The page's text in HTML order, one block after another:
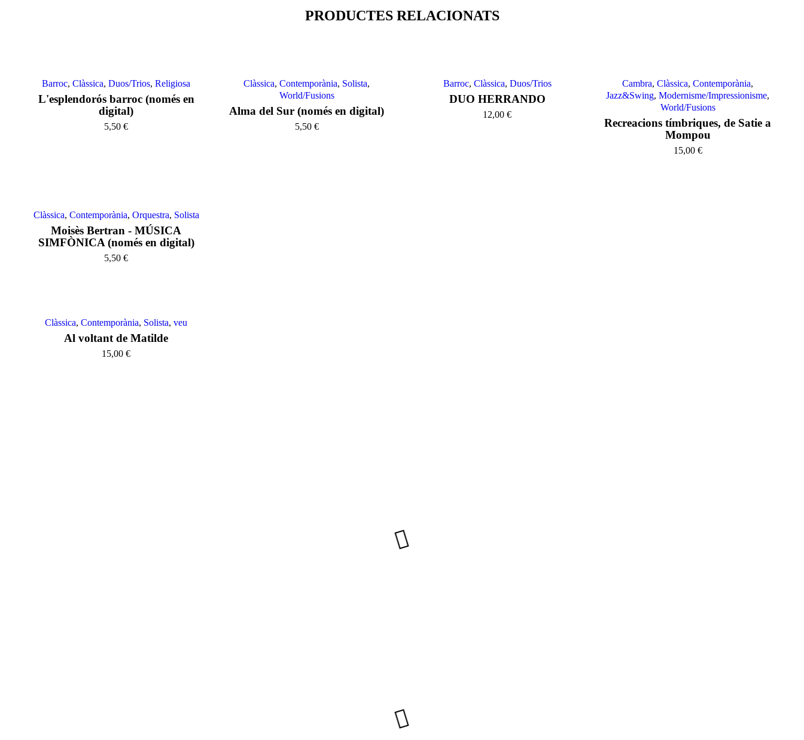
PRODUCTES RELACIONATS
Barroc,Clàssica,Duos/Trios,Religiosa
L'esplendorós barroc (només en
digital)
5,50€
Clàssica,Contemporània, Solista,
World/Fusions
Alma del Sur (només en digital)
5,50 €
Barroc, Clàssica, Duos/Trios
DUO HERRANDO
12,00€
Cambra,Clàssica,Contemporània,
Jazz&Swing,Modernisme/Impressionisme,
World/Fusions
Recreacions tímbriques, de Satie a
Mompou
15,00 €
Clàssica, Contemporània, Orquestra, Solista
Moisès Bertran - MÚSICA
SIMFÒNICA (només en digital)
5,50€
Clàssica,Contemporània, Solista,veu
Al voltant de Matilde
15,00€